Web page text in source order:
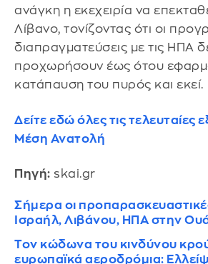
ανάγκη η εκεχειρία να
Λίβανο, τονίζοντας ότι οι
διαπραγματεύσεις με τις ΗΠΑ
προχωρήσουν έως ότου
κατάπαυση του πυρός και εκεί.
Δείτε εδώ όλες τις τελευταίες
Μέση Ανατολή
Πηγή: skai.gr
Σήμερα οι
Ισραήλ, Λιβάνου, ΗΠΑ στην
Τον κώδωνα του κινδύνου
ευρωπαϊκά αεροδρόμια: